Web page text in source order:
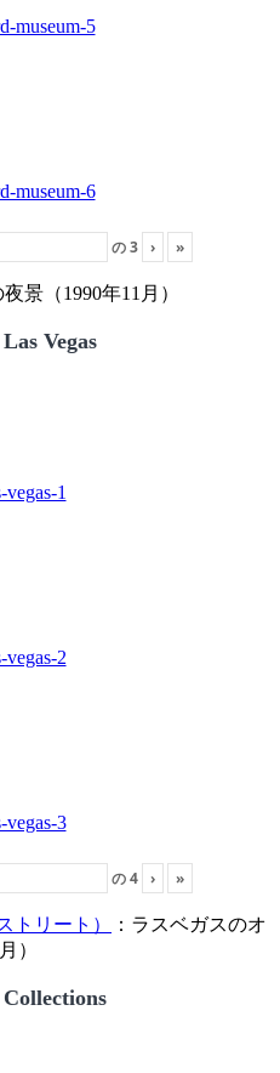
の3 › »
景（1990年11月）
Vegas
の4 › »
トリート）
：ラスベガスのオ
）